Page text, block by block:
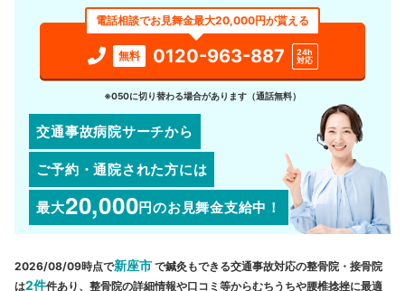
電話相談でお見舞金最大20,000円が貰える
無料 0120-963-887
24h
対応
※050に切り替わる場合があります（通話無料）
交通事故病院サーチから
ご予約・通院された方には
最大20,000円のお見舞金支給中！
2026/08/09時点で新座市 で鍼灸もできる交通事故対応の整骨院・接骨院
は2件件あり、整骨院の詳細情報や口コミ等からむちうちや腰椎捻挫に最適